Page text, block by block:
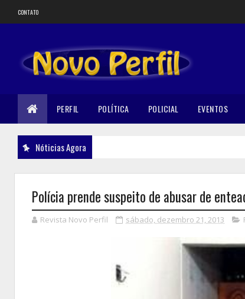
CONTATO
PERFIL POLÍTICA POLICIAL EVENTOS
Nóticias Agora
Polícia prende suspeito de abusar de
Revista Novo Perfil sábado, dezembro 21, 2013